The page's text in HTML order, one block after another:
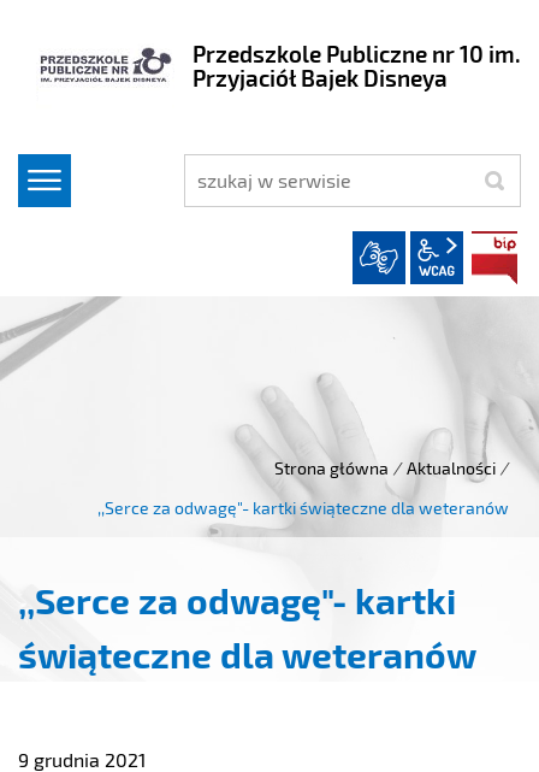
Przedszkole Publiczne nr 10 im.
Przyjaciół Bajek Disneya
szukaj
wcag2.1
Strona główna / Aktualności /
,,Serce za odwagę"- kartki świąteczne dla weteranów
,,Serce za odwagę"- kartki
świąteczne dla weteranów
9 grudnia 2021